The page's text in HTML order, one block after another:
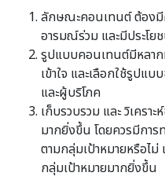
ลักษณะคอนเทนต์ ต้องมี
อารมณ์ร่วม และมีประโย
รูปแบบคอนเทนต์มีหลา
เข้าใจ และเลือกใช้รูปแ
และผู้บริโภค
เก็บรวบรวม และ วิเครา
มากยิ่งขึ้น โดยควรมีกา
ตามกลุ่มเป้าหมายหรือไม่
กลุ่มเป้าหมายมากยิ่งขึ้น